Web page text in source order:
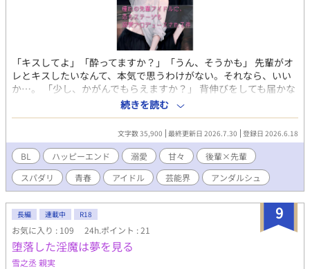
「キスしてよ」「酔ってますか？」「うん、そうかも」 先輩がオ
レとキスしたいなんて、本気で思うわけがない。それなら、いい
か…。 「少し、かがんでもらえますか？」 背伸びをしても届かな
い、憧れの先輩。 高校3年生の戸塚ツバサは、蒼真を追いかける
ように、芸能事務所に入る。 デビューを目指し、候補生としてレ
ッスンに励む日々。 ある日、レッスン場に蒼真がやって来た！
「俺を追いかけて来たのか？」 再会した蒼真はツバサを見て微笑
んだ。そして、ツバサは夏休みの間、蒼真の家で暮らすことにな
った。 いつか同じステージに立ちたい！ ツバサが他の候補生と息
の合ったダンスを披露する。 蒼真は褒めるどころか、嫉妬を剥き
出しにしてきた――！ 友情と、憧れと、そして胸の奥に芽生え始
めた恋。 憧れの先輩が見せた、アイドルの素顔と本音とは。 高校
3年生の夏。ツバサの恋が動き出す。 〈ご案内〉 本作品は、『先
輩アイドルに溺愛されて、恋もステージもプロデュースされる件
<TOMARIGIシリーズ> 』 2026.6 改稿版です。 ストーリーが変更
されています。 表紙はAIを使用したイラストです
続きを読む
文字数 35,900 最終更新日 2026.7.30 登録日 2026.6.18
BL ハッピーエンド 溺愛 甘々
後輩×先輩
スパダリ
青春 アイドル 芸能界 アンダルシュ
9
長編 連載中 R18
お気に入り : 109 24h.ポイント : 21
堕落した淫魔は夢を見る
雪之丞 親実